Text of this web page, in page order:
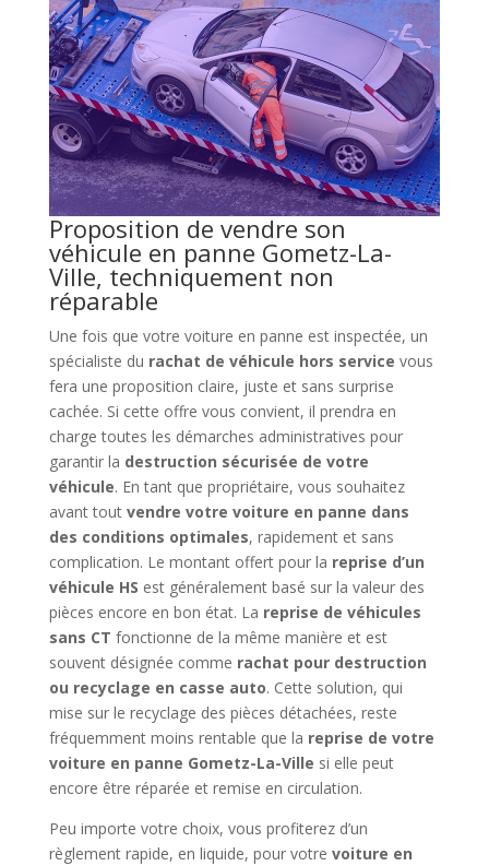
Proposition de vendre son
véhicule en panne Gometz-La-
Ville, techniquement non
réparable
Une fois que votre voiture en panne est inspectée, un
spécialiste du rachat de véhicule hors service vous
fera une proposition claire, juste et sans surprise
cachée. Si cette offre vous convient, il prendra en
charge toutes les démarches administratives pour
garantir la destruction sécurisée de votre
véhicule. En tant que propriétaire, vous souhaitez
avant tout vendre votre voiture en panne dans
des conditions optimales, rapidement et sans
complication. Le montant offert pour la reprise d’un
véhicule HS est généralement basé sur la valeur des
pièces encore en bon état. La reprise de véhicules
sans CT fonctionne de la même manière et est
souvent désignée comme rachat pour destruction
ou recyclage en casse auto. Cette solution, qui
mise sur le recyclage des pièces détachées, reste
fréquemment moins rentable que la reprise de votre
voiture en panne Gometz-La-Ville si elle peut
encore être réparée et remise en circulation.
Peu importe votre choix, vous profiterez d’un
règlement rapide, en liquide, pour votre voiture en